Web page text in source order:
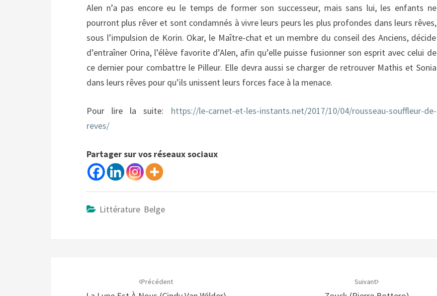
Alen n’a pas encore eu le temps de former son successeur, mais sans lui, les enfants ne
pourront plus rêver et sont condamnés à vivre leurs peurs les plus profondes dans leurs rêves,
sous l’impulsion de Korin. Okar, le Maître-chat et un membre du conseil des Anciens, décide
d’entraîner Orina, l’élève favorite d’Alen, afin qu’elle puisse fusionner son esprit avec celui de
ce dernier pour combattre le Pilleur. Elle devra aussi se charger de retrouver Mathis et Sonia
dans leurs rêves pour qu’ils unissent leurs forces face à la menace.
Pour lire la suite: https://le-carnet-et-les-instants.net/2017/10/04/rousseau-souffleur-de-
reves/
Partager sur vos réseaux sociaux
Littérature Belge
Précédent Suivant